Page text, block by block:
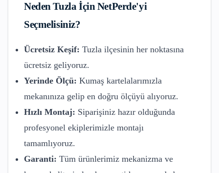
NedenTuzlaİçin NetPerde'yi
Seçmelisiniz?
Ücretsiz Keşif: Tuzla ilçesinin her noktasına
ücretsiz geliyoruz.
Yerinde Ölçü: Kumaş kartelalarımızla
mekanınıza gelip en doğru ölçüyü alıyoruz.
Hızlı Montaj: Siparişiniz hazır olduğunda
profesyonel ekiplerimizle montajı
tamamlıyoruz.
Garanti: Tüm ürünlerimiz mekanizma ve